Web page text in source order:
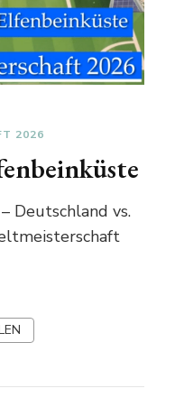
2026
Deutschland vs.